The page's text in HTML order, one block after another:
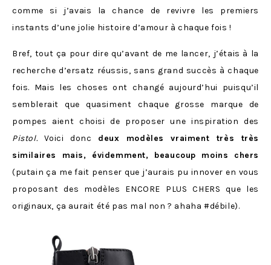
comme si j’avais la chance de revivre les premiers
instants d’une jolie histoire d’amour à chaque fois !
Bref, tout ça pour dire qu’avant de me lancer, j’étais à la
recherche d’ersatz réussis, sans grand succès à chaque
fois. Mais les choses ont changé aujourd’hui puisqu’il
semblerait que quasiment chaque grosse marque de
pompes aient choisi de proposer une inspiration des
Pistol.Voici donc deux modèles vraiment très très
similaires mais, évidemment, beaucoup moins chers
(putain ça me fait penser que j’aurais pu innover en vous
proposant des modèles ENCORE PLUS CHERS que les
originaux, ça aurait été pas mal non ? ahaha #débile).